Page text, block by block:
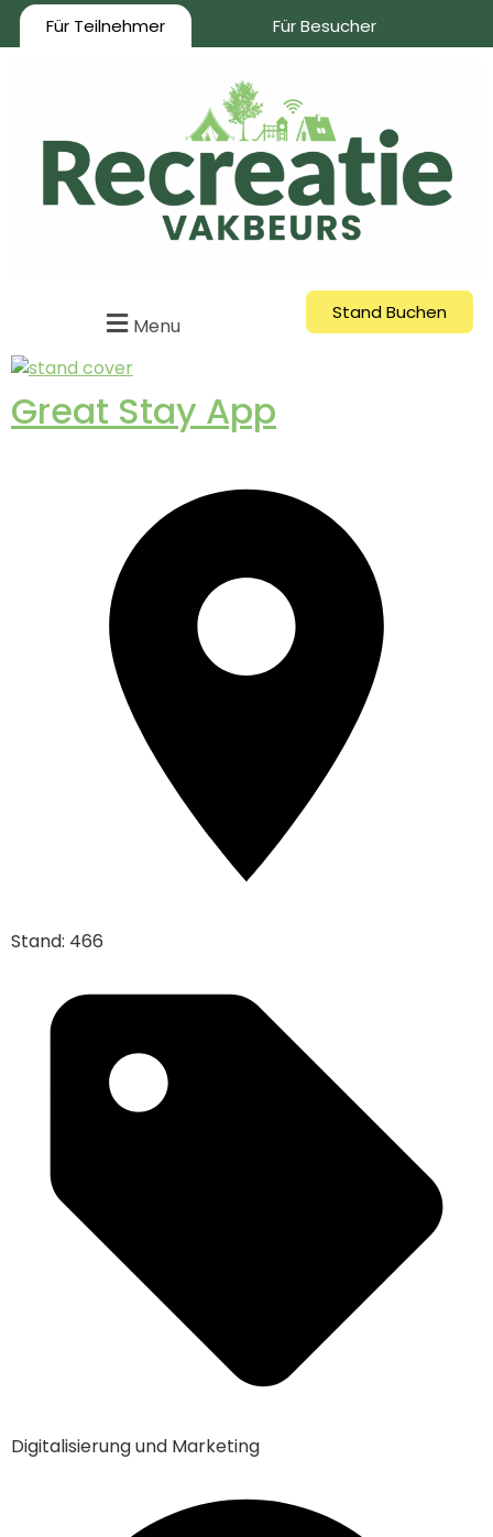
Für Teilnehmer Für Besucher
Menu
Stand Buchen
Great Stay App
Stand: 466
Digitalisierung und Marketing